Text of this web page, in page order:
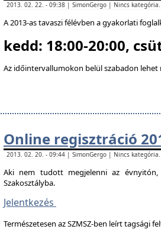
2013. 02. 22. - 09:38 | SimonGergo | Nincs
A 2013-as tavaszi félévben a gyakorlati
kedd: 18:00-20:00,
Az időintervallumokon belül szabadon
Online regisztráció
2013. 02. 20. - 09:44 | SimonGergo | Nincs
Aki nem tudott megjelenni az
Szakosztályba.
Jelentkezés
Természetesen az SZMSZ-ben leírt tagsági